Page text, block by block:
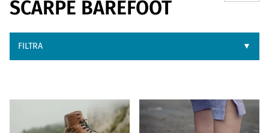
SCARPE BAREFOOT
FILTRA ▼